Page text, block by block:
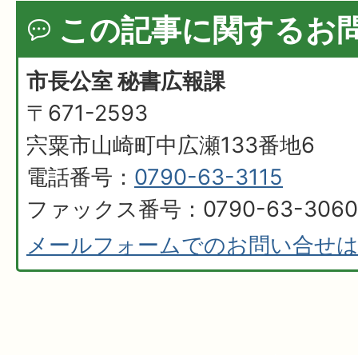
この記事に関するお
市長公室 秘書広報課
〒671-2593
宍粟市山崎町中広瀬133番地6
電話番号： 0790-63-3115
ファックス番号：0790-63-3060
メールフォームでのお問い合せ